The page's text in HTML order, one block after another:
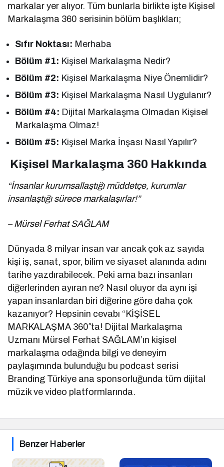
markalar yer alıyor. Tüm bunlarla birlikte işte Kişisel
Markalaşma 360 serisinin bölüm başlıkları;
Sıfır Noktası: Merhaba
Bölüm #1: Kişisel Markalaşma Nedir?
Bölüm #2: Kişisel Markalaşma Niye Önemlidir?
Bölüm #3: Kişisel Markalaşma Nasıl Uygulanır?
Bölüm #4: Dijital Markalaşma Olmadan Kişisel
Markalaşma Olmaz!
Bölüm #5: Kişisel Marka İnşası Nasıl Yapılır?
Kişisel Markalaşma 360 Hakkında
“İnsanlar kurumsallaştığı müddetçe, kurumlar
insanlaştığı sürece markalaşırlar!”
– Mürsel Ferhat SAĞLAM
Dünyada 8 milyar insan var ancak çok az sayıda
kişi iş, sanat, spor, bilim ve siyaset alanında adını
tarihe yazdırabilecek. Peki ama bazı insanları
diğerlerinden ayıran ne? Nasıl oluyor da aynı işi
yapan insanlardan biri diğerine göre daha çok
kazanıyor? Hepsinin cevabı “KİŞİSEL
MARKALAŞMA 360″ta! Dijital Markalaşma
Uzmanı Mürsel Ferhat SAĞLAM’ın kişisel
markalaşma odağında bilgi ve deneyim
paylaşımında bulunduğu bu podcast serisi
Branding Türkiye ana sponsorluğunda tüm dijital
müzik ve video platformlarında.
Benzer Haberler